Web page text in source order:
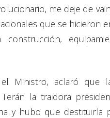
me deje de
que se hicieron
el Ministro, aclaró
la traidora
y hubo que destituirla